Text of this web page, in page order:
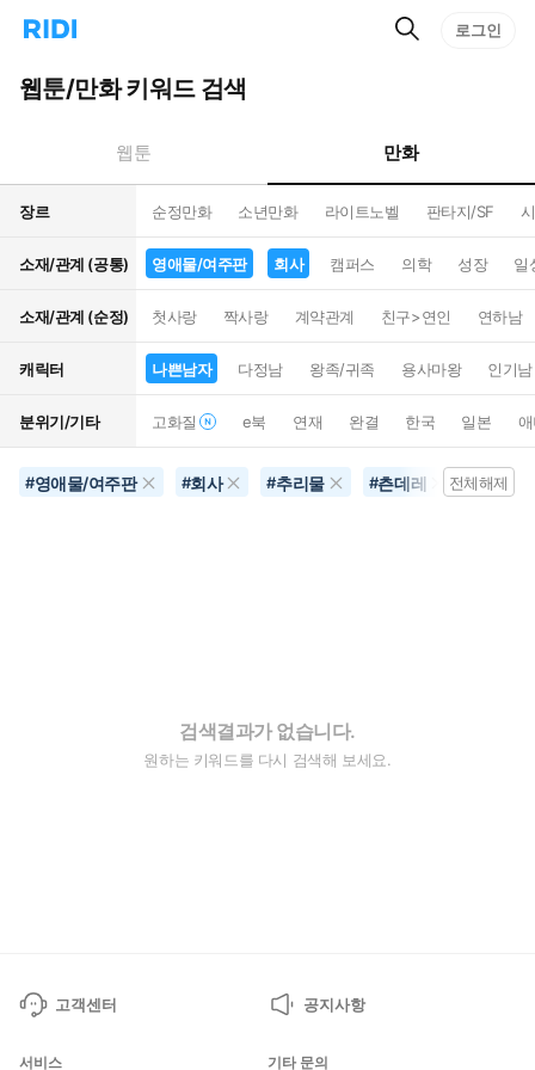
리
홈
으
턴
트
검
로그인
웹툰/만화 키워드 검색
웹툰 만화
장르 순정만화 소년만화 라이트노벨 판타지/SF
소재/관계 (공통) 영애물/여주판 회사 캠퍼스 의학 성장 일
소재/관계 (순정) 첫사랑 짝사랑 계약관계 친구>연인 연하남
캐릭터 나쁜남자 다정남 왕족/귀족 용사마왕 인기남
분위기/기타 고화질 e북 연재 완결 한국 일본
#영애물/여주판 #회사 #추리물 #츤데레 #나쁜남
전체해제
검색결과가 없습니다.
원하는 키워드를 다시 검색해 보세요.
고객센터 공지사항
서비스 기타 문의